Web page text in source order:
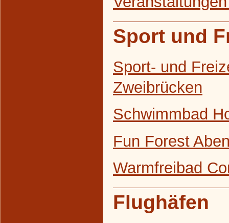
Sport und
Sport- und
Zweibrücken
Schwimmbad
Fun Forest
Warmfreibad
Flughäfen